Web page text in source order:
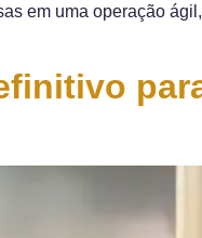
em uma operação